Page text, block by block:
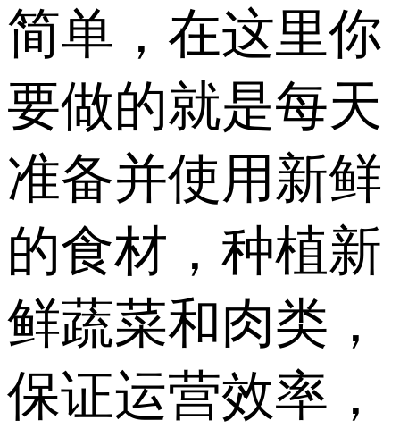
简单，在这里你
要做的就是每天
准备并使用新鲜
的食材，种植新
鲜蔬菜和肉类，
保证运营效率，